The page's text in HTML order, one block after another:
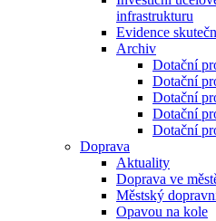
infrastrukturu
Evidence
Archiv
Dotační
Dotační
Dotační
Dotační
Dotační
Doprava
Aktuality
Doprava ve
Městský
Opavou na kole